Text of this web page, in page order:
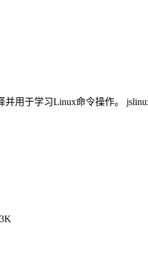
用于学习Linux命令操作。